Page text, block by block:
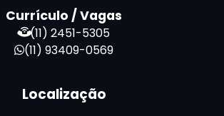
Currículo / Vagas
(11) 2451-5305
(11) 93409-0569
Localização